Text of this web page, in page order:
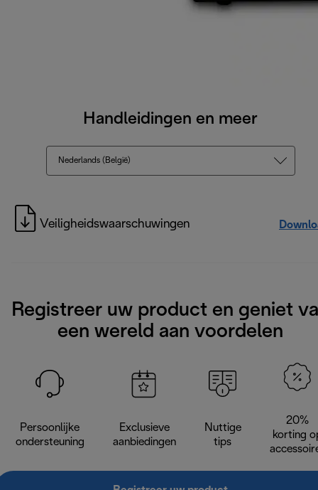
Handleidingen en meer
Nederlands (België)
Veiligheidswaarschuwingen
Registreer uw product en geniet
een wereld aan voordelen
Persoonlijke
ondersteuning
Exclusieve
aanbiedingen
Nuttige
tips
20%
korting